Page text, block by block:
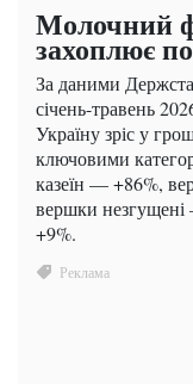
Молочний
захоплює
За даними
січень-травень
Україну зріс у
ключовими
казеїн — +86%,
вершки
+9%.